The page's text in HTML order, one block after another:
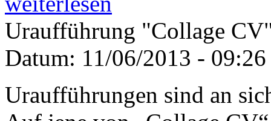
Uraufführung "Collage
Datum: 11/06/2013 - 09:26
Uraufführungen sind an